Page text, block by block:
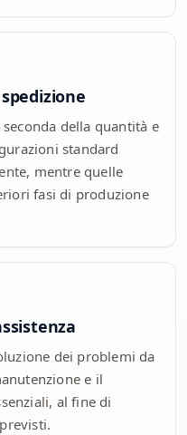
della quantità e
standard
mentre quelle
fasi di produzione
dei problemi da
e il
al fine di